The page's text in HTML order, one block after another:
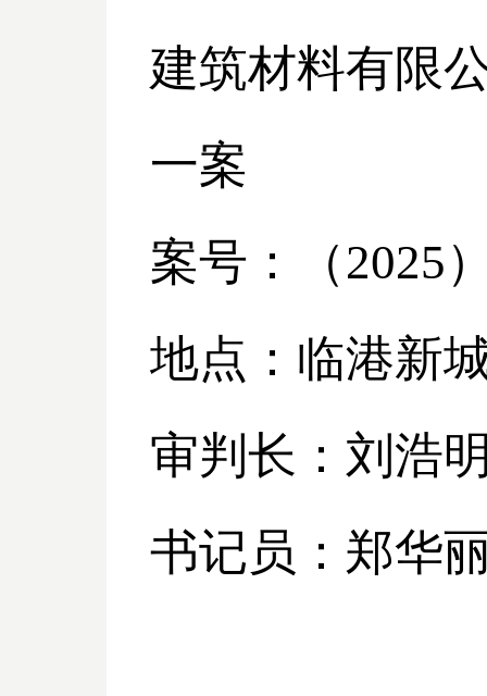
建筑材料有限
一案
案号：（2025
地点：临港新
审判长：刘浩
书记员：郑华